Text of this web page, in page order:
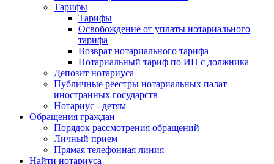
Тарифы
Тарифы
Освобождение от уплаты нотариального
тарифа
Возврат нотариального тарифа
Нотариальный тариф по ИН с должника
Депозит нотариуса
Публичные реестры нотариальных палат
иностранных государств
Нотариус - детям
Обращения граждан
Порядок рассмотрения обращений
Личный прием
Прямая телефонная линия
Найти нотариуса